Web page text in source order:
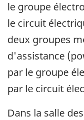
le groupe
le circuit
deux groupes
d'assistance
par le groupe
par le circuit
Dans la salle